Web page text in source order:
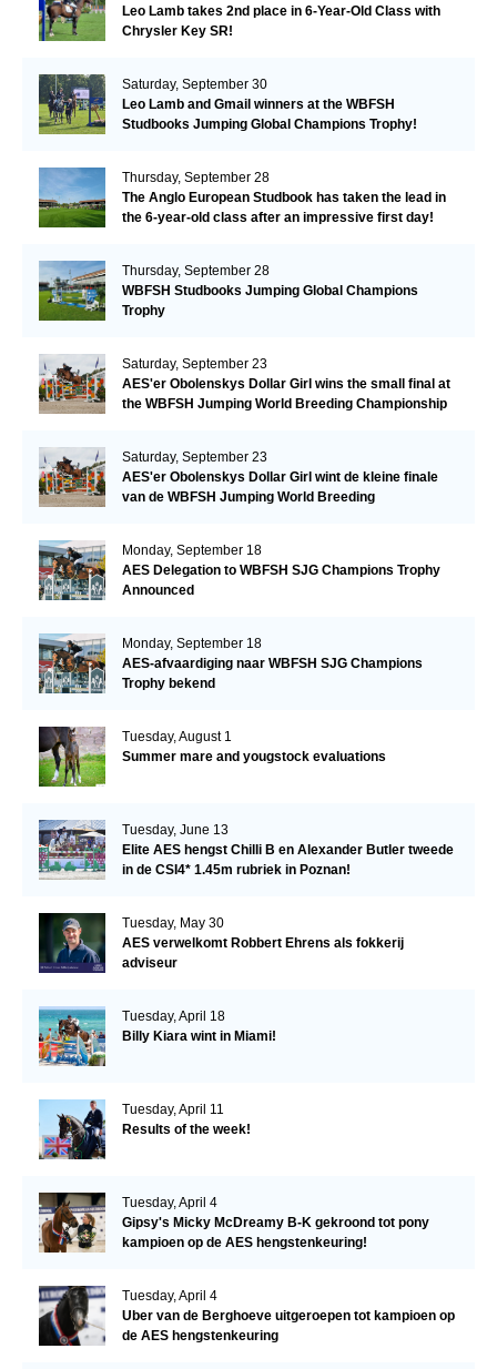
Leo Lamb takes 2nd place in 6-Year-Old Class with
Chrysler Key SR!
Saturday, September 30
Leo Lamb and Gmail winners at the WBFSH
Studbooks Jumping Global Champions Trophy!
Thursday, September 28
The Anglo European Studbook has taken the lead in
the 6-year-old class after an impressive first day!​
Thursday, September 28
WBFSH Studbooks Jumping Global Champions
Trophy
Saturday, September 23
AES'er Obolenskys Dollar Girl wins the small final at
the WBFSH Jumping World Breeding Championship
Saturday, September 23
AES'er Obolenskys Dollar Girl wint de kleine finale
van de WBFSH Jumping World Breeding
Monday, September 18
AES Delegation to WBFSH SJG Champions Trophy
Announced
Monday, September 18
AES-afvaardiging naar WBFSH SJG Champions
Trophy bekend
Tuesday, August 1
Summer mare and yougstock evaluations
Tuesday, June 13
Elite AES hengst Chilli B en Alexander Butler tweede
in de CSI4* 1.45m rubriek in Poznan!
Tuesday, May 30
AES verwelkomt Robbert Ehrens als fokkerij
adviseur
Tuesday, April 18
Billy Kiara wint in Miami!
Tuesday, April 11
Results of the week!
Tuesday, April 4
Gipsy's Micky McDreamy B-K gekroond tot pony
kampioen op de AES hengstenkeuring!
Tuesday, April 4
Uber van de Berghoeve uitgeroepen tot kampioen op
de AES hengstenkeuring